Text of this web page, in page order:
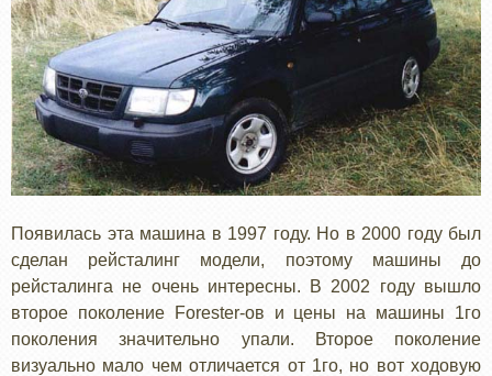
Появилась эта машина в 1997 году. Но в 2000 году был
сделан рейсталинг модели, поэтому машины до
рейсталинга не очень интересны. В 2002 году вышло
второе поколение Forester-ов и цены на машины 1го
поколения значительно упали. Второе поколение
визуально мало чем отличается от 1го, но вот ходовую